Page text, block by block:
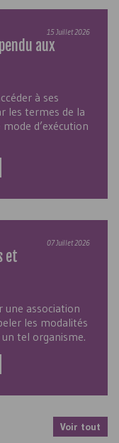
15 Juillet 2026
aux
à ses
les termes de la
d’exécution
07 Juillet 2026
et
une association
les modalités
tel organisme.
Voir tout